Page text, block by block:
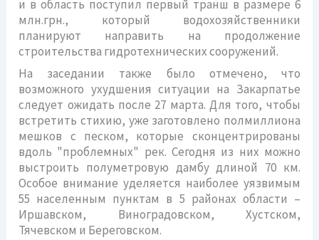
и в область поступил первый транш в размере 6
млн.грн., который водохозяйственники
планируют направить на продолжение
строительства гидротехнических сооружений.
На заседании также было отмечено, что
возможного ухудшения ситуации на Закарпатье
следует ожидать после 27 марта. Для того, чтобы
встретить стихию, уже заготовлено полмиллиона
мешков с песком, которые сконцентрированы
вдоль "проблемных" рек. Сегодня из них можно
выстроить полуметровую дамбу длиной 70 км.
Особое внимание уделяется наиболее уязвимым
55 населенным пунктам в 5 районах области –
Иршавском, Виноградовском, Хустском,
Тячевском и Береговском.